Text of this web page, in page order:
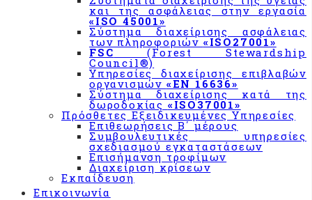
με τον
κανονισμό
«ΕΚ
852/2004»
&
«CODEX
ALIMENTARIUS»
Σύστημα
διαχείρισης
«BRCGS»
Σύστημα
και της ασφάλειας στην εργασία
«ISO 45001»
Σύστημα διαχείρισης ασφάλειας
των πληροφοριών «ISO27001»
FSC (Forest Stewardship
Council®)
Υπηρεσίες διαχείρισης επιβλαβών
οργανισμών «EN 16636»
Σύστημα διαχείρισης κατά της
δωροδοκίας «ISO37001»
Πρόσθετες Εξειδικευμένες Υπηρεσίες
Επιθεωρήσεις Β΄ μέρους
Συμβουλευτικές υπηρεσίες
σχεδιασμού εγκαταστάσεων
Επισήμανση τροφίμων
Διαχείριση κρίσεων
Εκπαίδευση
Επικοινωνία